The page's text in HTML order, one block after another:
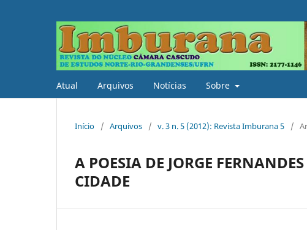
Atual Arquivos Notícias Sobre
Início / Arquivos / v. 3 n. 5 (2012): Revista Imburana 5 /
A POESIA DE JORGE
CIDADE